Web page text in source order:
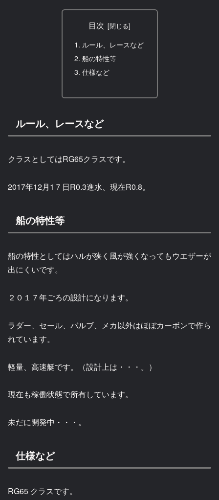
目次
ルール、レースなど
船の特性等
仕様など
ルール、レースなど
クラスとしてはRG65クラスです。
2017年12月1７日R0.3進水、現在R0.8。
船の特性等
船の特性としてはハルが狭く風が強くなってもウエザーが
出にくいです。
２０１７年ごろの設計になります。
ラダー、セール、バルブ、メカ以外はほぼカーボンで作ら
れています。
軽量、高速艇です。（設計上は・・・。）
現在も稼働状態で所有しています。
未だに開発中・・・。
仕様など
RG65 クラスです。